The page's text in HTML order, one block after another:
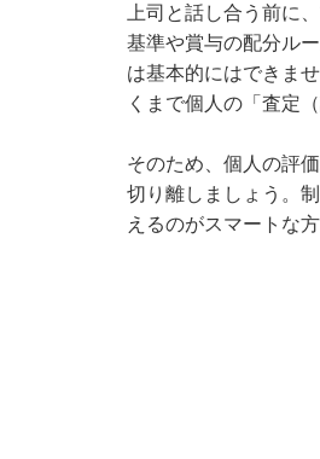
上司と話し合う前に
基準や賞与の配分ル
は基本的にはできま
くまで個人の「査定
そのため、個人の評
切り離しましょう。
えるのがスマートな方